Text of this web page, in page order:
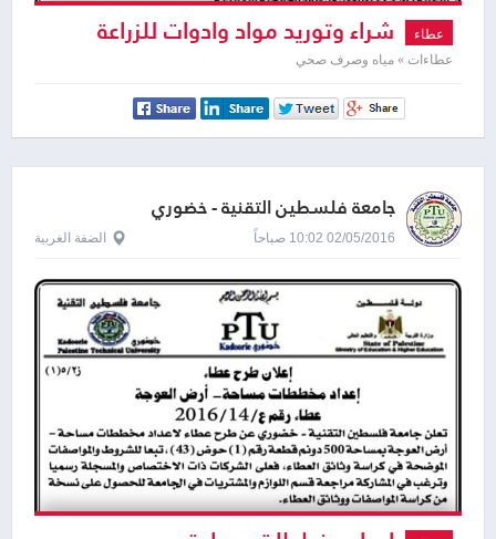
عطاء شراء وتوريد مواد وادوات للزراعة
المائية
عطاءات » مياه وصرف صحي
جامعة فلسطين التقنية - خضوري
02/05/2016 10:02 صباحاً الضفة الغربية